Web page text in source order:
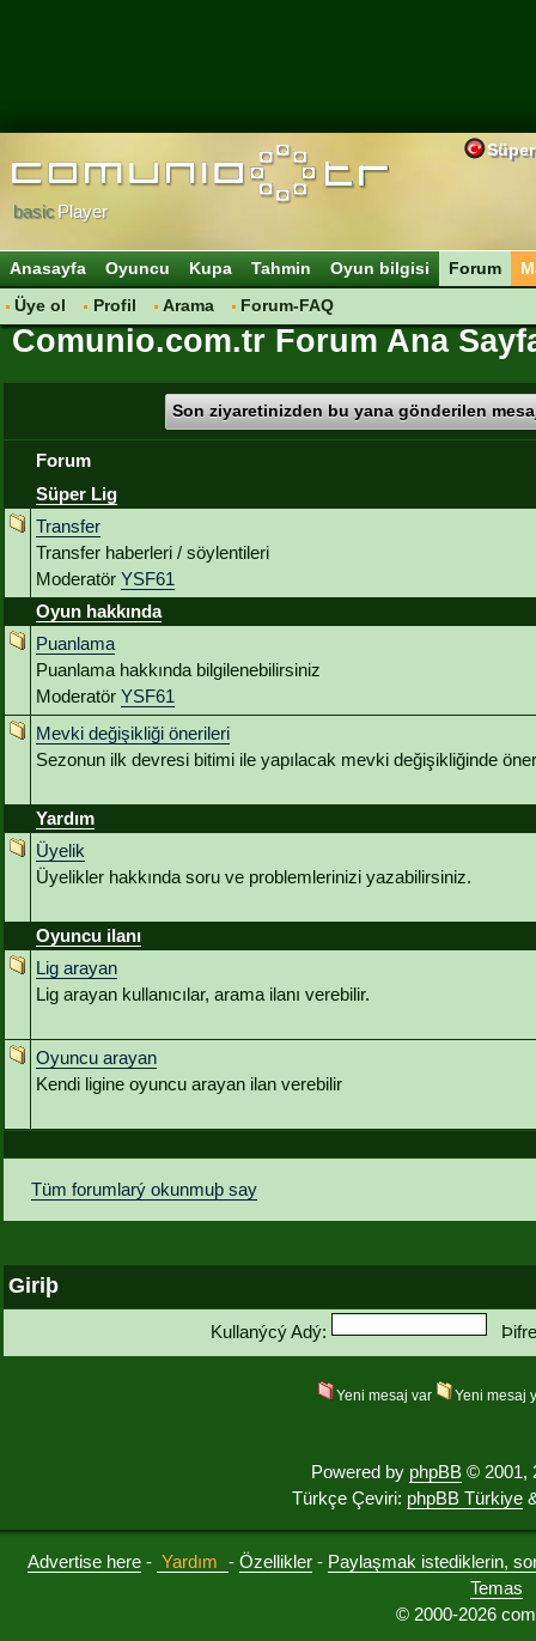
basicPlayer
Anasayfa Oyuncu Kupa Tahmin Oyun bilgisi
Forum
Üye ol
Profil Arama Forum-FAQ
Comunio.com.tr Forum Ana
Son ziyaretinizden bu yana gönderilen
Forum
Süper Lig
Transfer
Transfer haberleri / söylentileri
Moderatör YSF61
Oyun hakkında
Puanlama
Puanlama hakkında bilgilenebilirsiniz
Moderatör YSF61
Mevki değişikliği önerileri
Sezonun ilk devresi bitimi ile yapılacak mevki değişikliğinde
Yardım
Üyelik
Üyelikler hakkında soru ve problemlerinizi yazabilirsiniz.
Oyuncu ilanı
Lig arayan
Lig arayan kullanıcılar, arama ilanı verebilir.
Oyuncu arayan
Kendi ligine oyuncu arayan ilan verebilir
Tüm forumlarý okunmuþ say
Giriþ
Kullanýcý Adý:
Yeni mesaj var Yeni mesaj
Powered by phpBB © 2001,
Türkçe Çeviri: phpBB Türkiye
Advertise here - Yardım - Özellikler - Paylaşmak istediklerin,
Temas
© 2000-2026